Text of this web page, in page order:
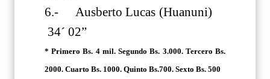
6.- Ausberto Lucas (Huanuni)
34´ 02”
* Primero Bs. 4 mil. Segundo Bs. 3.000. Tercero Bs.
2000. Cuarto Bs. 1000. Quinto Bs.700. Sexto Bs. 500